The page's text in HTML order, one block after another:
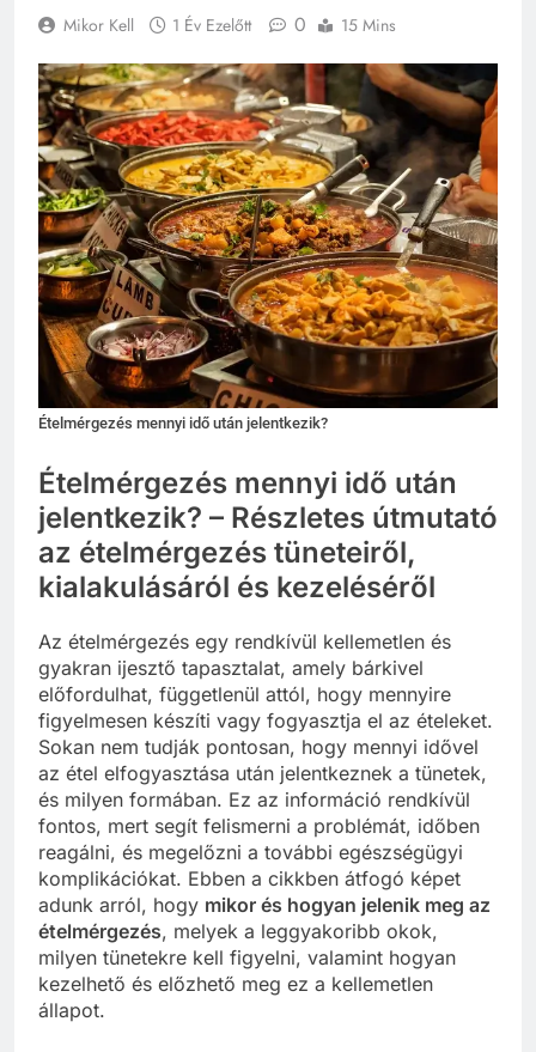
Mikor Kell 1 Év Ezelőtt 0 15 Mins
Ételmérgezés mennyi idő után jelentkezik?
Ételmérgezés mennyi idő után
jelentkezik? – Részletes útmutató
az ételmérgezés tüneteiről,
kialakulásáról és kezeléséről
Az ételmérgezés egy rendkívül kellemetlen és
gyakran ijesztő tapasztalat, amely bárkivel
előfordulhat, függetlenül attól, hogy mennyire
figyelmesen készíti vagy fogyasztja el az ételeket.
Sokan nem tudják pontosan, hogy mennyi idővel
az étel elfogyasztása után jelentkeznek a tünetek,
és milyen formában. Ez az információ rendkívül
fontos, mert segít felismerni a problémát, időben
reagálni, és megelőzni a további egészségügyi
komplikációkat. Ebben a cikkben átfogó képet
adunk arról, hogy mikor és hogyan jelenik meg az
ételmérgezés, melyek a leggyakoribb okok,
milyen tünetekre kell figyelni, valamint hogyan
kezelhető és előzhető meg ez a kellemetlen
állapot.